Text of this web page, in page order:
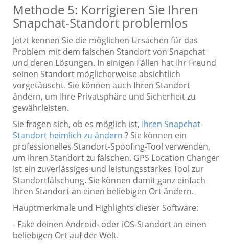
Methode 5: Korrigieren Sie Ihren
Snapchat-Standort problemlos
Jetzt kennen Sie die möglichen Ursachen für das
Problem mit dem falschen Standort von Snapchat
und deren Lösungen. In einigen Fällen hat Ihr Freund
seinen Standort möglicherweise absichtlich
vorgetäuscht. Sie können auch Ihren Standort
ändern, um Ihre Privatsphäre und Sicherheit zu
gewährleisten.
Sie fragen sich, ob es möglich ist, Ihren Snapchat-
Standort heimlich zu ändern ? Sie können ein
professionelles Standort-Spoofing-Tool verwenden,
um Ihren Standort zu fälschen. GPS Location Changer
ist ein zuverlässiges und leistungsstarkes Tool zur
Standortfälschung. Sie können damit ganz einfach
Ihren Standort an einen beliebigen Ort ändern.
Hauptmerkmale und Highlights dieser Software:
- Fake deinen Android- oder iOS-Standort an einen
beliebigen Ort auf der Welt.